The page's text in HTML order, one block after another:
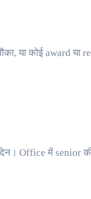
या कोई award
Office में senior